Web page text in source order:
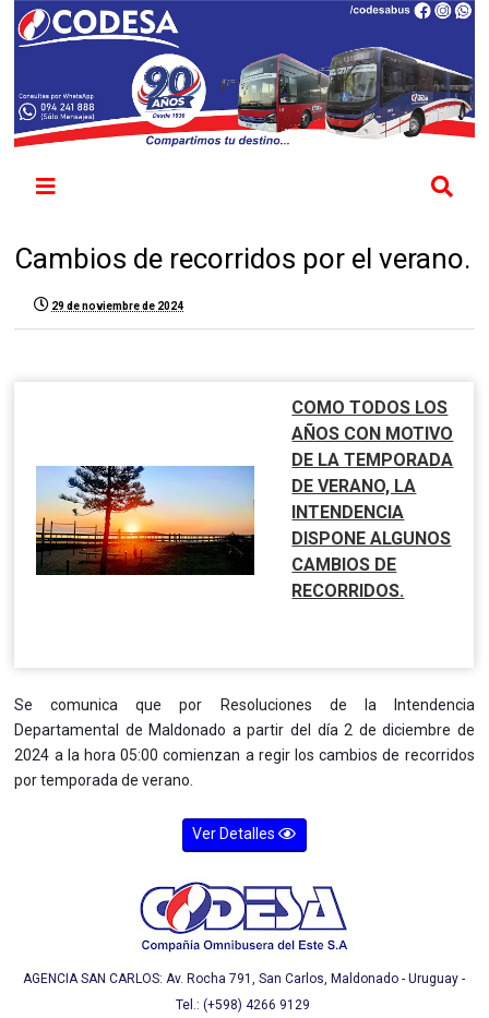
Cambios de recorridos por el verano.
29 de noviembre de 2024
COMO TODOS LOS
AÑOS CON MOTIVO
DE LA TEMPORADA
DE VERANO, LA
INTENDENCIA
DISPONE ALGUNOS
CAMBIOS DE
RECORRIDOS.
Se comunica que por Resoluciones de la Intendencia
Departamental de Maldonado a partir del día 2 de diciembre de
2024 a la hora 05:00 comienzan a regir los cambios de recorridos
por temporada de verano.
Ver Detalles
AGENCIA SAN CARLOS: Av. Rocha 791, San Carlos, Maldonado - Uruguay -
Tel.: (+598) 4266 9129